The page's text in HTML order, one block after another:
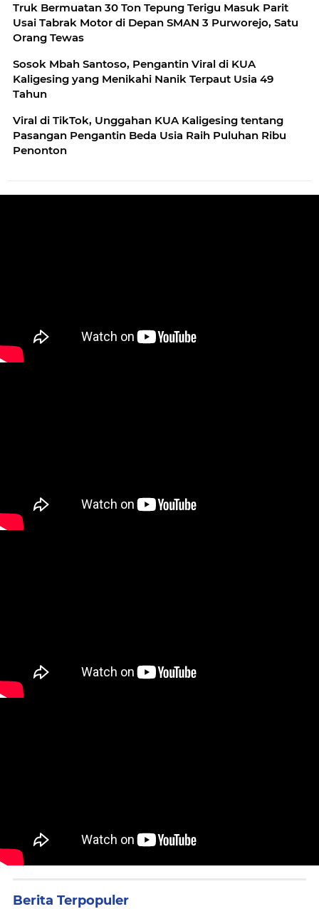
Truk Bermuatan 30 Ton Tepung Terigu Masuk Parit
Usai Tabrak Motor di Depan SMAN 3 Purworejo, Satu
Orang Tewas
Sosok Mbah Santoso, Pengantin Viral di KUA
Kaligesing yang Menikahi Nanik Terpaut Usia 49
Tahun
Viral di TikTok, Unggahan KUA Kaligesing tentang
Pasangan Pengantin Beda Usia Raih Puluhan Ribu
Penonton
Berita Terpopuler